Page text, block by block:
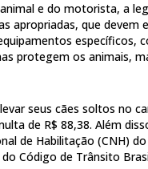
e do motorista, a
apropriadas, que devem
específicos,
protegem os animais,
seus cães soltos no
de R$ 88,38. Além
de Habilitação (CNH)
Código de Trânsito